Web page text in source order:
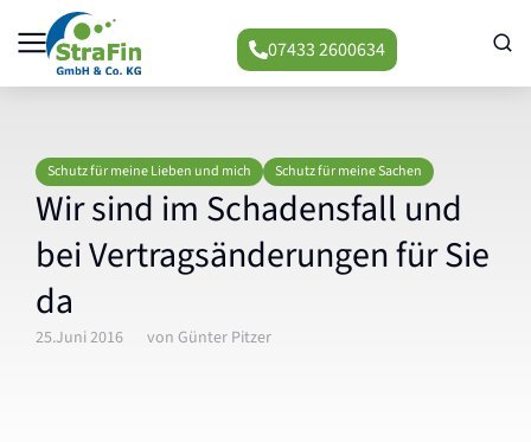
07433 2600634
Schutz für meine Lieben und mich Schutz für meine Sachen
Wir sind im Schadensfall und
bei Vertragsänderungen für Sie
da
25.Juni 2016 von Günter Pitzer